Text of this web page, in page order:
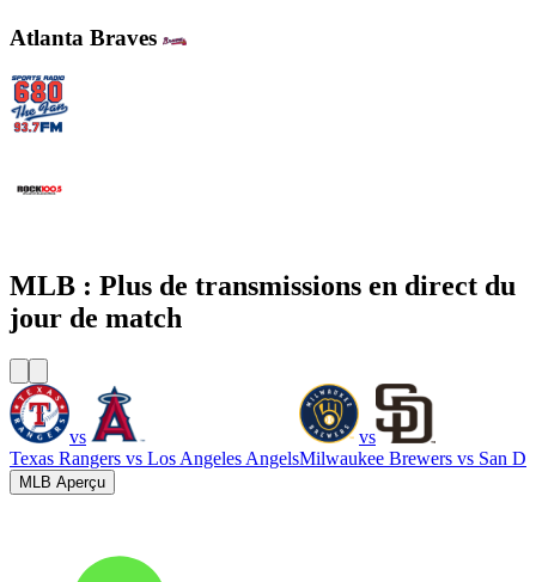
Atlanta Braves
MLB : Plus de transmissions en direct du
jour de match
vs
Texas Rangers vs Los Angeles Angels
vs
Milwaukee Brewers vs San
MLB Aperçu